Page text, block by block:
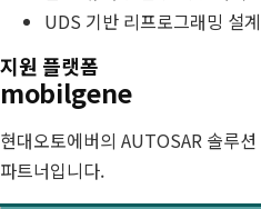
UDS 기반 리프로그래밍 설계
지원 플랫폼
mobilgene
현대오토에버의 AUTOSAR 솔루션
파트너입니다.